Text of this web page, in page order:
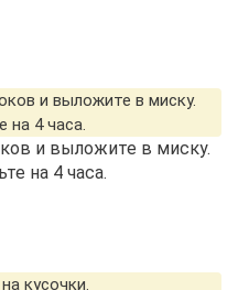
и выложите в миску.
на 4 часа.